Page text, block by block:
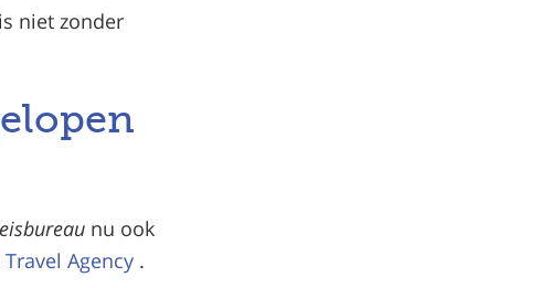
is niet zonder
nu ook
Agency .